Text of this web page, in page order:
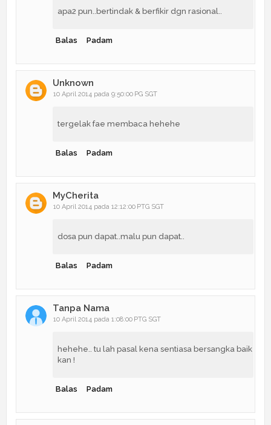
apa2 pun..bertindak & berfikir dgn rasional..
Balas Padam
Unknown
10 April 2014 pada 9:50:00 PG SGT
tergelak fae membaca hehehe
Balas Padam
MyCherita
10 April 2014 pada 12:12:00 PTG SGT
dosa pun dapat..malu pun dapat..
Balas Padam
Tanpa Nama
10 April 2014 pada 1:08:00 PTG SGT
hehehe.. tu lah pasal kena sentiasa bersangka baik
kan !
Balas Padam